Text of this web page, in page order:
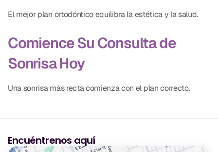
El mejor plan ortodóntico equilibra la estética y la salud.
Comience Su Consulta de
Sonrisa Hoy
Una sonrisa más recta comienza con el plan correcto.
Encuéntrenos aquí